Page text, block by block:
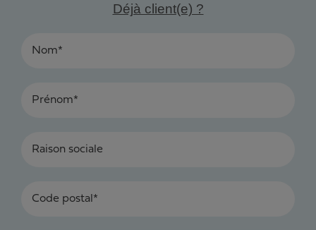
Déjà client(e) ?
Nom*
Prénom*
Raison sociale
Code postal*